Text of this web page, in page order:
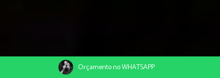
Orçamento no WHATSAPP